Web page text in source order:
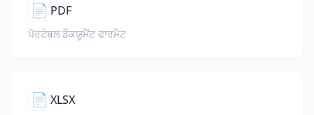
📄 PDF
ਪੋਰਟੇਬਲ ਡੌਕਯੂਮੈਂਟ ਫਾਰਮੈਟ
📄 XLSX